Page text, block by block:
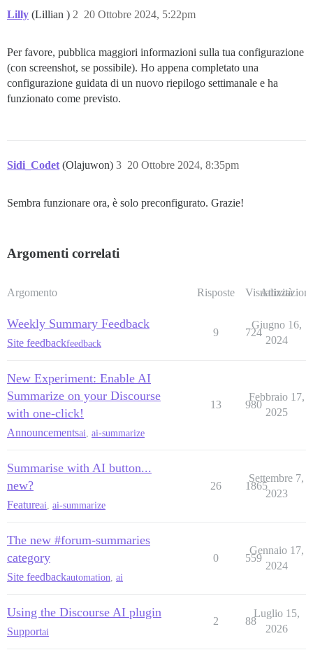
Lilly (Lillian ) 20 Ottobre 2024, 5:22pm
2
Per favore, pubblica maggiori informazioni sulla tua configurazione
(con screenshot, se possibile). Ho appena completato una
configurazione guidata di un nuovo riepilogo settimanale e ha
funzionato come previsto.
Sidi_Codet (Olajuwon) 20 Ottobre 2024, 8:35pm
3
Sembra funzionare ora, è solo preconfigurato. Grazie!
Argomenti correlati
Argomento Risposte Visualizzazioni
Attività
Weekly Summary Feedback
Site feedbackfeedback
9 724
Giugno 16,
2024
New Experiment: Enable AI
Summarize on your Discourse
with one-click!
Announcementsai ai-summarize
13 980
Febbraio 17,
2025
Summarise with AI button...
new?
Featureai ai-summarize
26 1865
Settembre 7,
2023
The new #forum-summaries
category
Site feedbackautomation ai
0 559
Gennaio 17,
2024
Using the Discourse AI plugin
Supportai
2 88
Luglio 15,
2026